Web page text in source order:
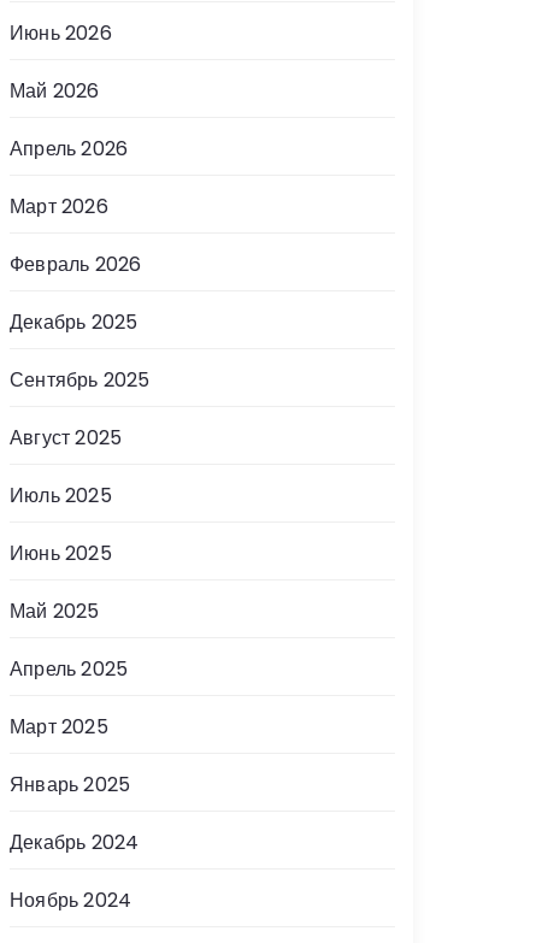
Июнь 2026
Май 2026
Апрель 2026
Март 2026
Февраль 2026
Декабрь 2025
Сентябрь 2025
Август 2025
Июль 2025
Июнь 2025
Май 2025
Апрель 2025
Март 2025
Январь 2025
Декабрь 2024
Ноябрь 2024